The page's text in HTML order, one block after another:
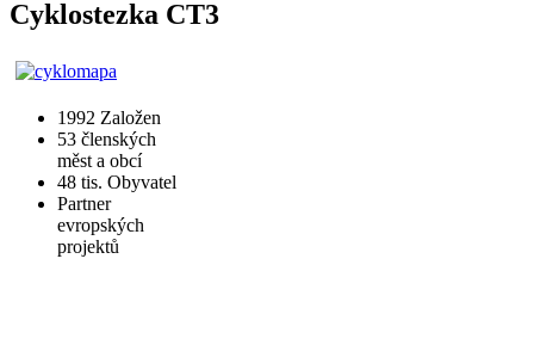
Cyklostezka CT3
1992 Založen
53 členských
měst a obcí
48 tis. Obyvatel
Partner
evropských
projektů